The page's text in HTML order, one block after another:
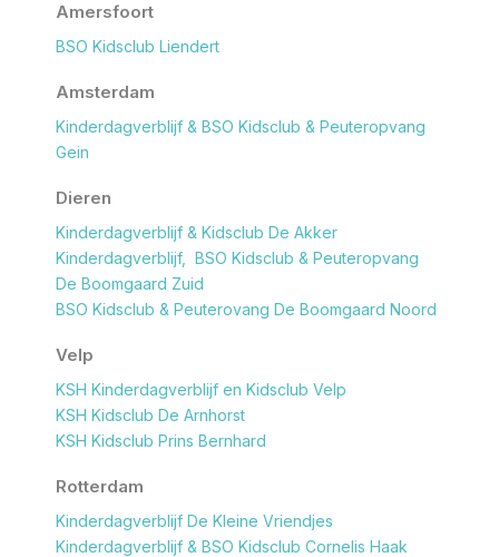
Amersfoort
BSO Kidsclub Liendert
Amsterdam
Kinderdagverblijf & BSO Kidsclub & Peuteropvang
Gein
Dieren
Kinderdagverblijf & Kidsclub De Akker
Kinderdagverblijf, BSO Kidsclub & Peuteropvang
De Boomgaard Zuid
BSO Kidsclub & Peuterovang De Boomgaard Noord
Velp
KSH Kinderdagverblijf en Kidsclub Velp
KSH Kidsclub De Arnhorst
KSH Kidsclub Prins Bernhard
Rotterdam
Kinderdagverblijf De Kleine Vriendjes
Kinderdagverblijf & BSO Kidsclub Cornelis Haak